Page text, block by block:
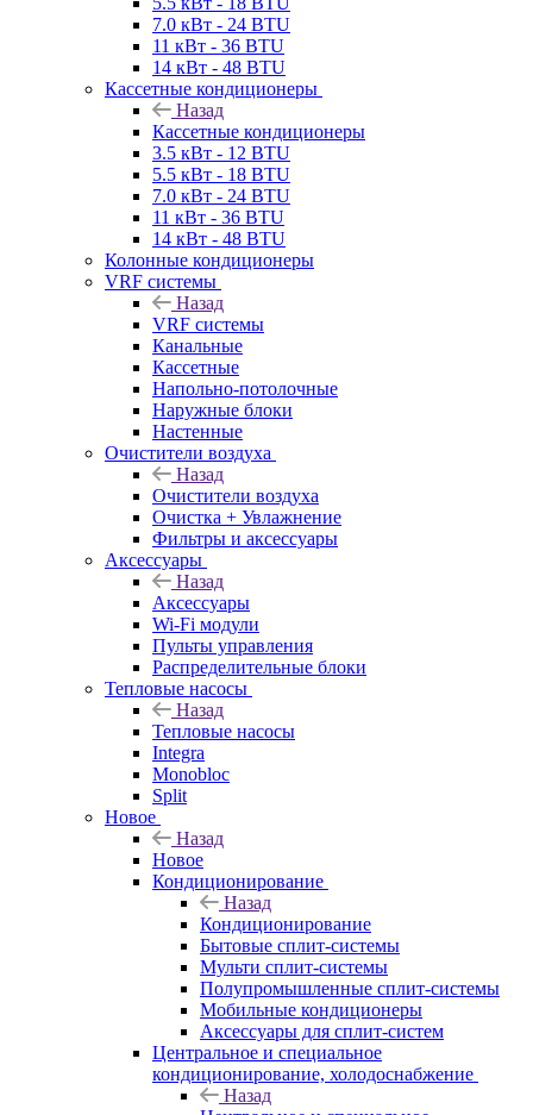
7.0 кВт - 24 BTU
11 кВт - 36 BTU
14 кВт - 48 BTU
Кассетные кондиционеры
Назад
Кассетные кондиционеры
3.5 кВт - 12 BTU
5.5 кВт - 18 BTU
7.0 кВт - 24 BTU
11 кВт - 36 BTU
14 кВт - 48 BTU
Колонные кондиционеры
VRF системы
Назад
VRF системы
Канальные
Кассетные
Напольно-потолочные
Наружные блоки
Настенные
Очистители воздуха
Назад
Очистители воздуха
Очистка + Увлажнение
Фильтры и аксессуары
Аксессуары
Назад
Аксессуары
Wi-Fi модули
Пульты управления
Распределительные блоки
Тепловые насосы
Назад
Тепловые насосы
Integra
Monobloc
Split
Новое
Назад
Новое
Кондиционирование
Назад
Кондиционирование
Бытовые сплит-системы
Мульти сплит-системы
Полупромышленные сплит-системы
Мобильные кондиционеры
Аксессуары для сплит-систем
Центральное и специальное
кондиционирование, холодоснабжение
Назад